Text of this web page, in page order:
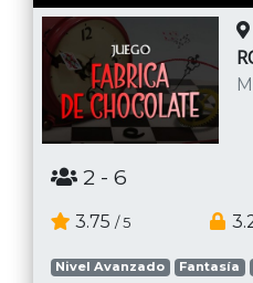
2 - 6
3.75 / 5
Nivel Avanzado Fantasía